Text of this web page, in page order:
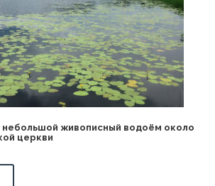
небольшой живописный водоём около
церкви